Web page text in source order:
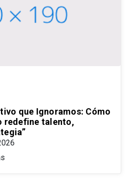
que Ignoramos: Cómo
redefine talento,